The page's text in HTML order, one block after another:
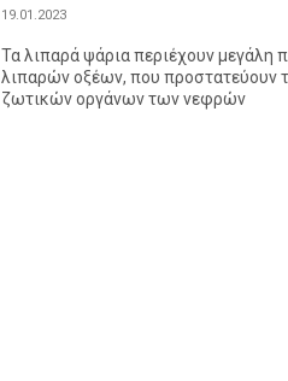
19.01.2023
Τα λιπαρά ψάρια περιέχουν μεγάλη
λιπαρών οξέων, που προστατεύουν
ζωτικών οργάνων των νεφρών